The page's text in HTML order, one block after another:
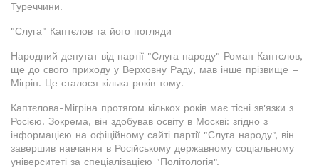
Туреччини.
"Слуга" Каптєлов та його погляди
Народний депутат від партії "Слуга народу" Роман Каптєлов,
ще до свого приходу у Верховну Раду, мав інше прізвище –
Мігрін. Це сталося кілька років тому.
Каптєлова-Мігріна протягом кількох років має тісні зв'язки з
Росією. Зокрема, він здобував освіту в Москві: згідно з
інформацією на офіційному сайті партії "Слуга народу", він
завершив навчання в Російському державному соціальному
університеті за спеціалізацією "Політологія".